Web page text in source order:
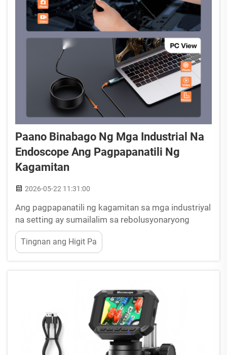
Paano Binabago Ng Mga Industrial Na
Endoscope Ang Pagpapanatili Ng
Kagamitan
2026-05-22 11:31:00
Ang pagpapanatili ng kagamitan sa mga industriyal
na setting ay sumailalim sa rebolusyonaryong
pagbabago dahil sa pagpapakilala ng mga
advanced na teknolohiya sa visual inspection. Ang
tradisyonal na mga pamamaraan sa pagpapanatili
Tingnan ang Higit Pa